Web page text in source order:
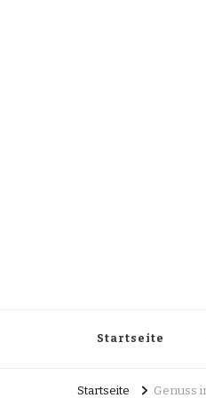
Startseite
Startseite Genuss